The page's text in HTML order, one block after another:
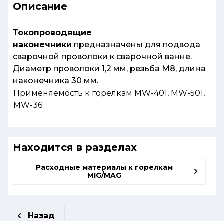
Описание
Токопроводящие
наконечники предназначены для подвода
сварочной проволоки к сварочной ванне.
Диаметр проволоки 1,2 мм, резьба М8, длина
наконечника 30 мм.
Применяемость к горелкам MW-401, MW-501,
MW-36
Находится в разделах
Расходные материалы к горелкам
MIG/MAG
Назад